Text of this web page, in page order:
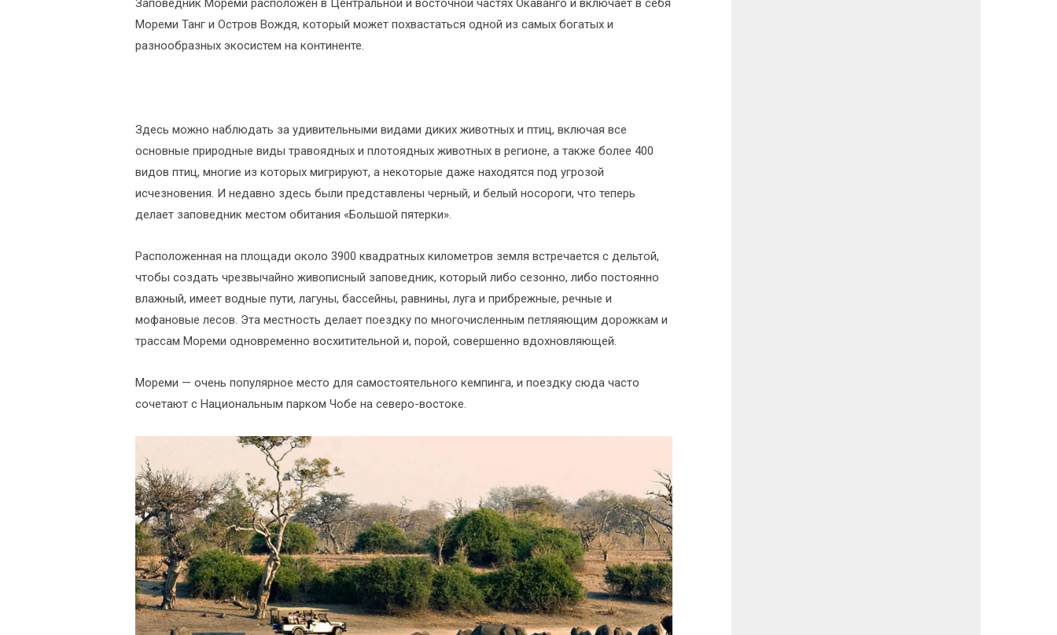
Заповедник Мореми расположен в Центральной и восточной частях Окаванго и включает в себя
Мореми Танг и Остров Вождя, который может похвастаться одной из самых богатых и
разнообразных экосистем на континенте.
Здесь можно наблюдать за удивительными видами диких животных и птиц, включая все
основные природные виды травоядных и плотоядных животных в регионе, а также более 400
видов птиц, многие из которых мигрируют, а некоторые даже находятся под угрозой
исчезновения. И недавно здесь были представлены черный, и белый носороги, что теперь
делает заповедник местом обитания «Большой пятерки».
Расположенная на площади около 3900 квадратных километров земля встречается с дельтой,
чтобы создать чрезвычайно живописный заповедник, который либо сезонно, либо постоянно
влажный, имеет водные пути, лагуны, бассейны, равнины, луга и прибрежные, речные и
мофановые лесов. Эта местность делает поездку по многочисленным петляяющим дорожкам и
трассам Мореми одновременно восхитительной и, порой, совершенно вдохновляющей.
Мореми — очень популярное место для самостоятельного кемпинга, и поездку сюда часто
сочетают с Национальным парком Чобе на северо-востоке.